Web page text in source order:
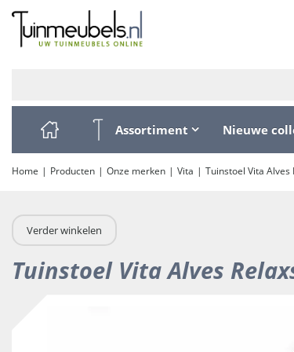
Ga
naar
content
Home Producten Onze merken Vita Tuinstoel Vita
Assortiment Nieuwe
Verder winkelen
Tuinstoel Vita Alves